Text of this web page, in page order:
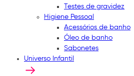
Testes de gravidez
Higiene Pessoal
Acessórios de banho
Óleo de banho
Sabonetes
Universo Infantil